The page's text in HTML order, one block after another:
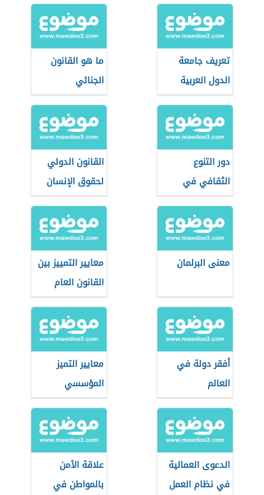
تعريف جامعة
الدول العربية
ما هو القانون
الجنائي
دور التنوع
الثقافي في
التقارب بين
الشعوب
القانون الدولي
لحقوق الإنسان
معنى البرلمان
معايير التمييز بين
القانون العام
والقانون الخاص
أفقر دولة في
العالم
معايير التميز
المؤسسي
الدعوى العمالية
في نظام العمل
علاقة الأمن
بالمواطن في